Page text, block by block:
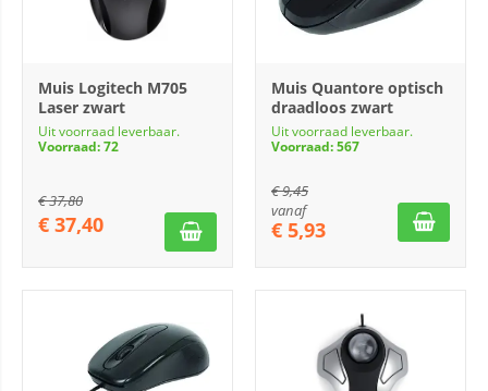
Muis Logitech M705
Laser zwart
Uit voorraad leverbaar.
Voorraad: 72
€37,80
€ 37,40
Muis Quantore optisch
draadloos zwart
Uit voorraad leverbaar.
Voorraad: 567
€9,45
vanaf
€ 5,93